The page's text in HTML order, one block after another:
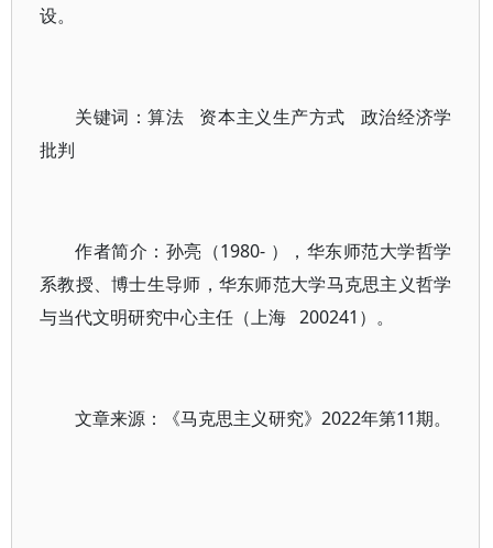
设。
关键词：算法 资本主义生产方式 政治经济学
批判
作者简介：孙亮（1980- ），华东师范大学哲学
系教授、博士生导师，华东师范大学马克思主义哲学
与当代文明研究中心主任（上海 200241）。
文章来源：《马克思主义研究》2022年第11期。